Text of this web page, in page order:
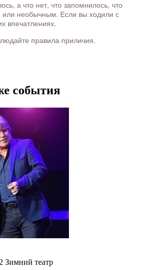
а что нет, что запомнилось, что
или необычным. Если вы ходили с
впечатлениях.
правила приличия.
события
Зимний театр